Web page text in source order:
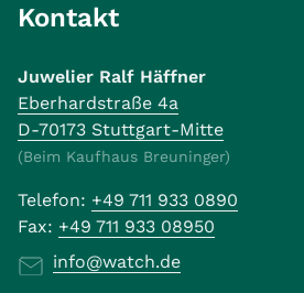
Kontakt
Juwelier Ralf Häffner
Eberhardstraße 4a
D-70173 Stuttgart-Mitte
(Beim Kaufhaus Breuninger)
Telefon: +49 711 933 0890
Fax: +49 711 933 08950
info@watch.de